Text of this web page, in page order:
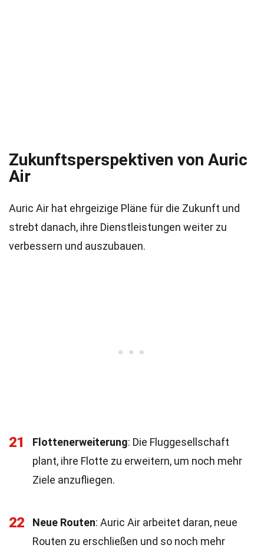
Zukunftsperspektiven von Auric
Air
Auric Air hat ehrgeizige Pläne für die Zukunft und
strebt danach, ihre Dienstleistungen weiter zu
verbessern und auszubauen.
21 Flottenerweiterung: Die Fluggesellschaft
plant, ihre Flotte zu erweitern, um noch mehr
Ziele anzufliegen.
22 Neue Routen: Auric Air arbeitet daran, neue
Routen zu erschließen und so noch mehr